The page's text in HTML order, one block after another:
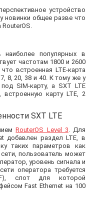
устройство
у новинки общее разве что
RouterOS.
популярных в
частотам 1800 и 2600
встроенная LTE-карта
8, 20, 38 и 40. К тому же у
SIM-карту, а SXT LTE
встроенную карту LTE, 2
SXT LTE
RouterOS Level 3. Для
добавлен раздел LTE, в
таких параметров как
пользователь может
уровень сигнала и
оператора требуется
слот для которой
Fast Ethernet на 100